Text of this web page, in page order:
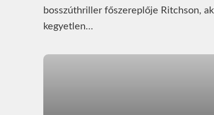
bosszúthriller főszereplője Ritchson,
kegyetlen…